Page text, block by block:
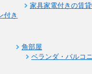
家具家電付きの賃
付き
角部屋
ベランダ・バルコ